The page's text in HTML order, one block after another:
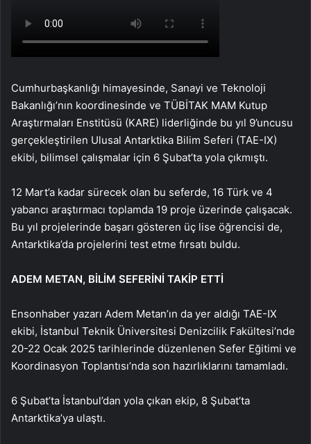
Cumhurbaşkanlığı himayesinde, Sanayi ve Teknoloji
Bakanlığı’nın koordinesinde ve TÜBİTAK MAM Kutup
Araştırmaları Enstitüsü (KARE) liderliğinde bu yıl 9’uncusu
gerçekleştirilen Ulusal Antarktika Bilim Seferi (TAE-IX)
ekibi, bilimsel çalışmalar için 6 Şubat’ta yola çıkmıştı.
12 Mart’a kadar sürecek olan bu seferde, 16 Türk ve 4
yabancı araştırmacı toplamda 19 proje üzerinde çalışacak.
Bu yıl projelerinde başarı gösteren üç lise öğrencisi de,
Antarktika’da projelerini test etme fırsatı buldu.
ADEM METAN, BİLİM SEFERİNİ TAKİP ETTİ
Ensonhaber yazarı Adem Metan’ın da yer aldığı TAE-IX
ekibi, İstanbul Teknik Üniversitesi Denizcilik Fakültesi’nde
20-22 Ocak 2025 tarihlerinde düzenlenen Sefer Eğitimi ve
Koordinasyon Toplantısı’nda son hazırlıklarını tamamladı.
6 Şubat’ta İstanbul’dan yola çıkan ekip, 8 Şubat’ta
Antarktika’ya ulaştı.